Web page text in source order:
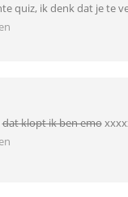
quiz, ik denk dat je te
dat klopt ik ben emo